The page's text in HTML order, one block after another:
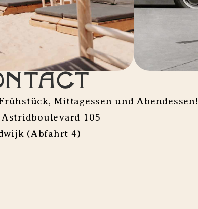
Mittagessen und Abendessen!
105
(Abfahrt 4)